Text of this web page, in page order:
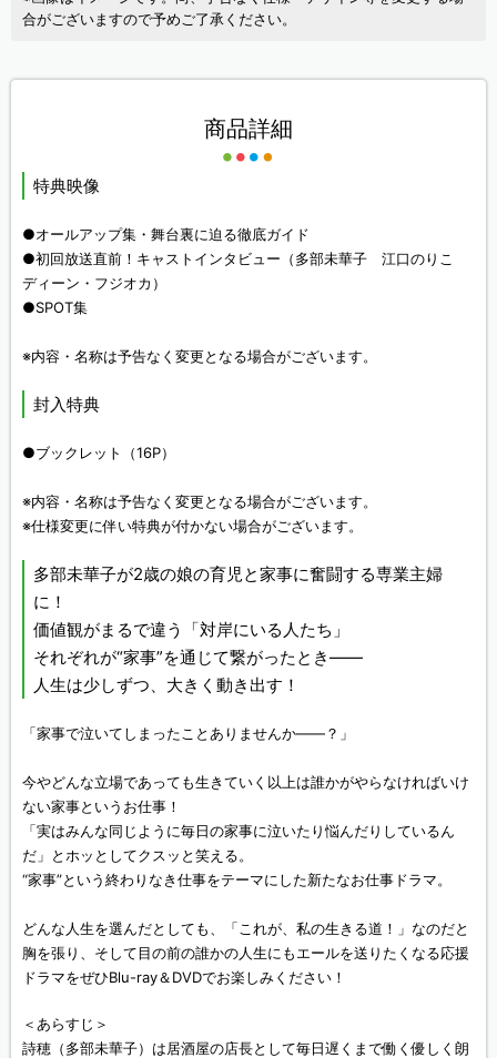
合がございますので予めご了承ください。
商品詳細
特典映像
●オールアップ集・舞台裏に迫る徹底ガイド
●初回放送直前！キャストインタビュー（多部未華子 江口のりこ
ディーン・フジオカ）
●SPOT集
※内容・名称は予告なく変更となる場合がございます。
封入特典
●ブックレット（16P）
※内容・名称は予告なく変更となる場合がございます。
※仕様変更に伴い特典が付かない場合がございます。
多部未華子が2歳の娘の育児と家事に奮闘する専業主婦
に！
価値観がまるで違う「対岸にいる人たち」
それぞれが“家事”を通じて繋がったとき――
人生は少しずつ、大きく動き出す！
「家事で泣いてしまったことありませんか――？」
今やどんな立場であっても生きていく以上は誰かがやらなければいけ
ない家事というお仕事！
「実はみんな同じように毎日の家事に泣いたり悩んだりしているん
だ」とホッとしてクスッと笑える。
“家事”という終わりなき仕事をテーマにした新たなお仕事ドラマ。
どんな人生を選んだとしても、「これが、私の生きる道！」なのだと
胸を張り、そして目の前の誰かの人生にもエールを送りたくなる応援
ドラマをぜひBlu-ray＆DVDでお楽しみください！
＜あらすじ＞
詩穂（多部未華子）は居酒屋の店長として毎日遅くまで働く優しく朗